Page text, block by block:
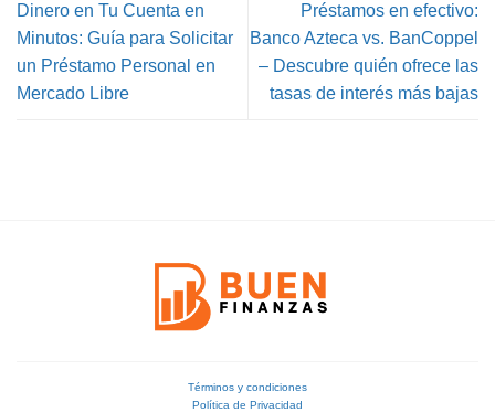
Dinero en Tu Cuenta en
Minutos: Guía para Solicitar
un Préstamo Personal en
Mercado Libre
Préstamos en efectivo:
Banco Azteca vs. BanCoppel
– Descubre quién ofrece las
tasas de interés más bajas
Términos y condiciones
Política de Privacidad